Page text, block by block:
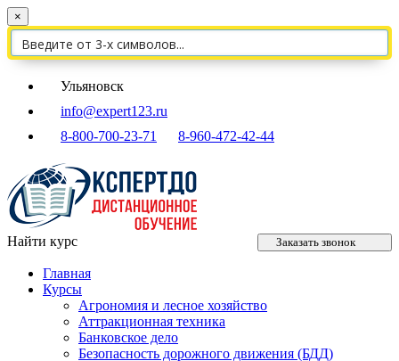
×
Ульяновск
info@expert123.ru
8-800-700-23-71
8-960-472-42-44
Найти курс Заказать звонок
Главная
Курсы
Агрономия и лесное хозяйство
Аттракционная техника
Банковское дело
Безопасность дорожного движения (БДД)